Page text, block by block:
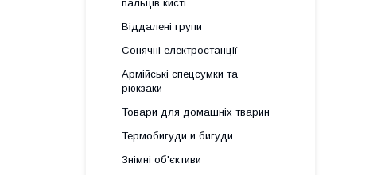
пальців кисті
Віддалені групи
Сонячні електростанції
Армійські спецсумки та
рюкзаки
Товари для домашніх тварин
Термобигуди и бигуди
Знімні об'єктиви